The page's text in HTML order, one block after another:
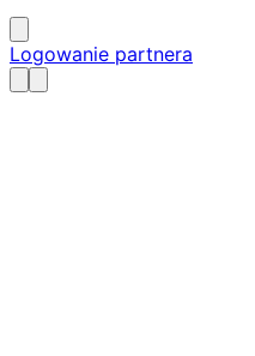
Logowanie partnera